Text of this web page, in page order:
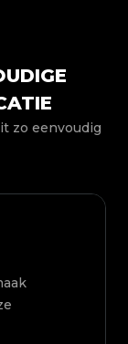
zo eenvoudig